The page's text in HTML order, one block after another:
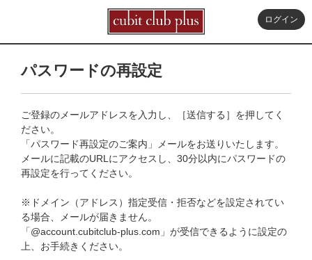
ログイン
パスワードの再設定
ご登録のメールアドレスを入力し、［送信する］を押してく
ださい。
「パスワード再設定のご案内」メールをお送りいたします。
メールに記載のURLにアクセスし、30分以内にパスワードの
再設定を行ってください。
※ドメイン（アドレス）指定受信・拒否などを設定されてい
る場合、メールが届きません。
「@account.cubitclub-plus.com」が受信できるように設定の
上、お手続きください。